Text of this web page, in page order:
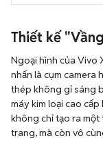
Thiết kế
Ngoại hình của Vivo
nhấn là cụm camera
thép không gỉ sáng
máy kim loại cao
không chỉ tạo ra một
trang, mà còn vô